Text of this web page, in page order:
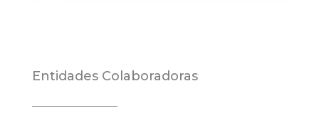
Entidades Colaboradoras